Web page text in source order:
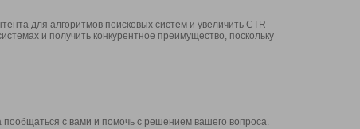
для алгоритмов поисковых систем и увеличить CTR
и получить конкурентное преимущество, поскольку
пообщаться с вами и помочь с решением вашего вопроса.